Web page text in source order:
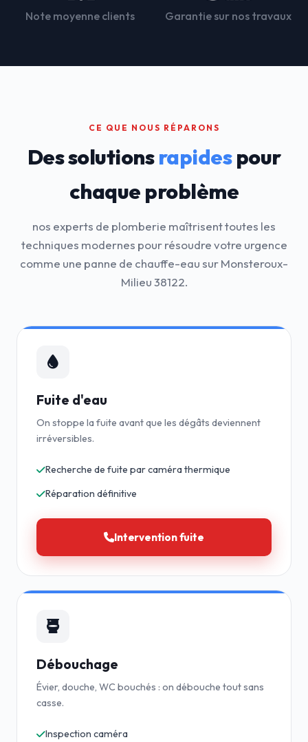
Note moyenne clients Garantie sur nos travaux
CE QUE NOUS RÉPARONS
Des solutionsrapidespour
chaque problème
nos experts de plomberie maîtrisent toutes les
techniques modernes pour résoudre votre urgence
comme une panne de chauffe-eau sur Monsteroux-
Milieu 38122.
Fuite d'eau
On stoppe la fuite avant que les dégâts deviennent
irréversibles.
Recherche de fuite par caméra thermique
Réparation définitive
Intervention fuite
Débouchage
Évier, douche, WC bouchés : on débouche tout sans
casse.
Inspection caméra